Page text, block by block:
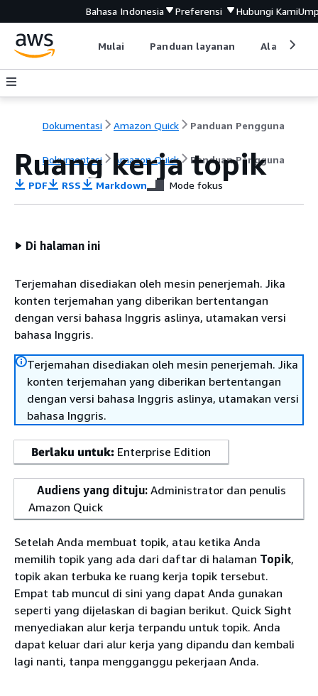
Bahasa Indonesia Preferensi Hubungi Kami
Mulai Panduan layanan Alat
Dokumentasi Amazon Quick Panduan Pengguna
Dokumentasi Amazon Quick Panduan Pengguna
Ruang kerja topik
PDF RSS Markdown Mode fokus
Di halaman ini
Terjemahan disediakan oleh mesin penerjemah. Jika
konten terjemahan yang diberikan bertentangan
dengan versi bahasa Inggris aslinya, utamakan versi
bahasa Inggris.
Terjemahan disediakan oleh mesin penerjemah. Jika
konten terjemahan yang diberikan bertentangan
dengan versi bahasa Inggris aslinya, utamakan versi
bahasa Inggris.
Berlaku untuk: Enterprise Edition
Audiens yang dituju: Administrator dan penulis
Amazon Quick
Setelah Anda membuat topik, atau ketika Anda
memilih topik yang ada dari daftar di halaman Topik,
topik akan terbuka ke ruang kerja topik tersebut.
Empat tab muncul di sini yang dapat Anda gunakan
seperti yang dijelaskan di bagian berikut. Quick Sight
menyediakan alur kerja terpandu untuk topik. Anda
dapat keluar dari alur kerja yang dipandu dan kembali
lagi nanti, tanpa mengganggu pekerjaan Anda.